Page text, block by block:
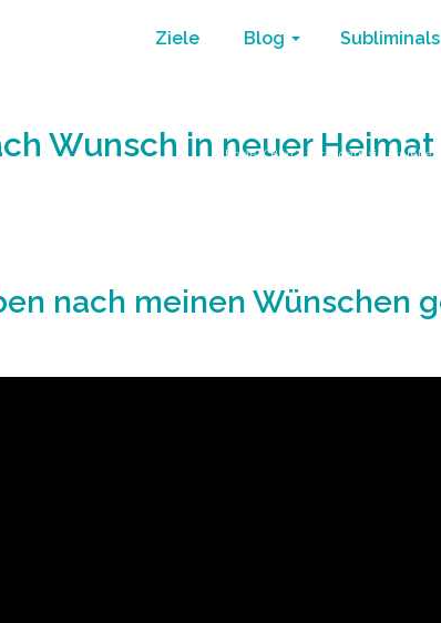
Ziele Blog Subliminals
Wunsch in neuer Heimat
Home / Blog / verändern sie ihr leben
nach meinen Wünschen